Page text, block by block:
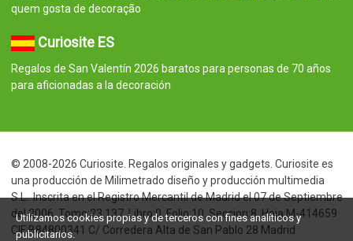
quem gosta de decoração
Curiosite ES
Regalos de San Valentín 2026 baratos para personas de 70 años
para aficionadas a la decoración
© 2008-2026 Curiosite. Regalos originales y gadgets. Curiosite es
una producción de Milimetrado diseño y producción multimedia
S.L.. Inscrita en el Registro Mercantil de Madrid el 07 de Septiembre
del 2006. Tomo:23.137. Libro:0. Folio:10. Seccion:8. Hoja:M-414659
CIF:B84800341 C/ Corredera Alta de San Pablo 28 Madrid
Utilizamos cookies propias y de terceros con fines analíticos y
publicitarios.